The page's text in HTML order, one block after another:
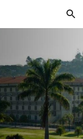
Skip to navigation